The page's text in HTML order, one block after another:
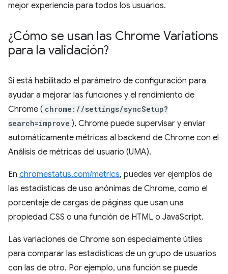
mejor experiencia para todos los usuarios.
¿Cómo se usan las Chrome Variations
para la validación?
Si está habilitado el parámetro de configuración para
ayudar a mejorar las funciones y el rendimiento de
Chrome ( chrome://settings/syncSetup?
search=improve ), Chrome puede supervisar y enviar
automáticamente métricas al backend de Chrome con el
Análisis de métricas del usuario (UMA).
En chromestatus.com/metrics, puedes ver ejemplos de
las estadísticas de uso anónimas de Chrome, como el
porcentaje de cargas de páginas que usan una
propiedad CSS o una función de HTML o JavaScript.
Las variaciones de Chrome son especialmente útiles
para comparar las estadísticas de un grupo de usuarios
con las de otro. Por ejemplo, una función se puede